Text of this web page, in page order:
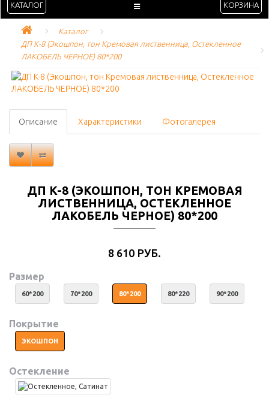
КАТАЛОГ КОРЗИНА
Каталог
ДП K-8 (Экошпон, тон Кремовая лиственница, Остекленное
ЛАКОБЕЛЬ ЧЕРНОЕ) 80*200
Описание Характеристики Фотогалерея
ДП K-8 (ЭКОШПОН, ТОН КРЕМОВАЯ
ЛИСТВЕННИЦА, ОСТЕКЛЕННОЕ
ЛАКОБЕЛЬ ЧЕРНОЕ) 80*200
8 610 РУБ.
Размер
60*200 70*200 80*200 80*220 90*200
Покрытие
ЭКОШПОН
Остекление